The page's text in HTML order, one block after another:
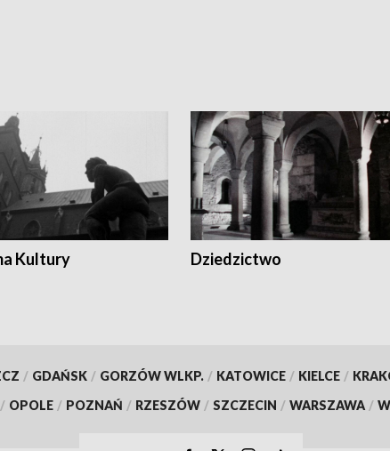
Kultury Dziedzictwo
/ GDAŃSK / GORZÓW WLKP. / KATOWICE / KIELCE /
/ OPOLE / POZNAŃ / RZESZÓW / SZCZECIN / WARSZAWA /